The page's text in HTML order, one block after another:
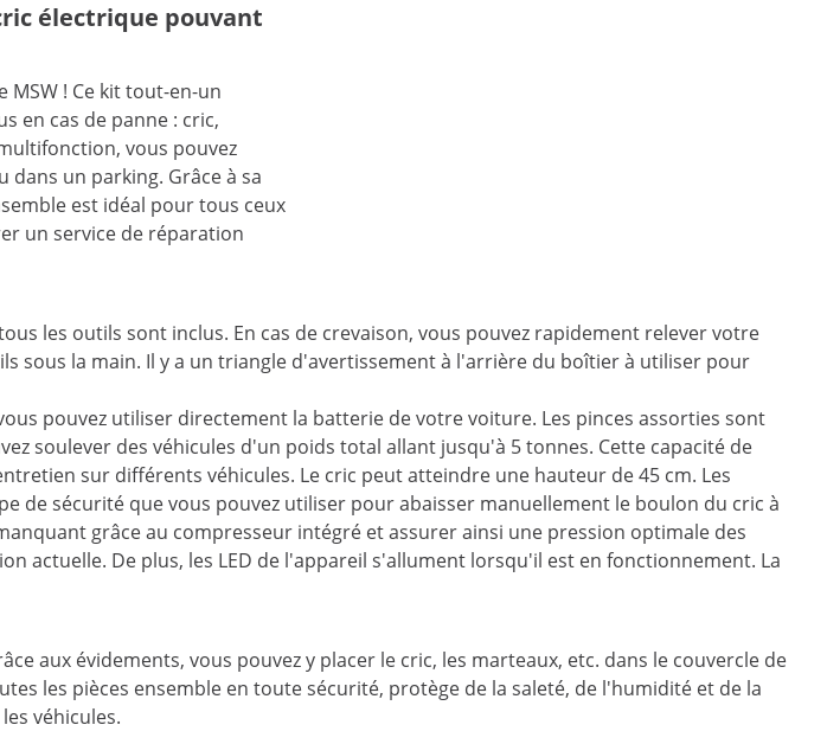
électrique pouvant
! Ce kit tout-en-un
en cas de panne : cric,
vous pouvez
un parking. Grâce à sa
est idéal pour tous ceux
un service de réparation
les outils sont inclus. En cas de crevaison, vous pouvez rapidement relever votre
sous la main. Il y a un triangle d'avertissement à l'arrière du boîtier à utiliser pour
pouvez utiliser directement la batterie de votre voiture. Les pinces assorties sont
soulever des véhicules d'un poids total allant jusqu'à 5 tonnes. Cette capacité de
sur différents véhicules. Le cric peut atteindre une hauteur de 45 cm. Les
sécurité que vous pouvez utiliser pour abaisser manuellement le boulon du cric à
grâce au compresseur intégré et assurer ainsi une pression optimale des
actuelle. De plus, les LED de l'appareil s'allument lorsqu'il est en fonctionnement. La
aux évidements, vous pouvez y placer le cric, les marteaux, etc. dans le couvercle de
les pièces ensemble en toute sécurité, protège de la saleté, de l'humidité et de la
véhicules.